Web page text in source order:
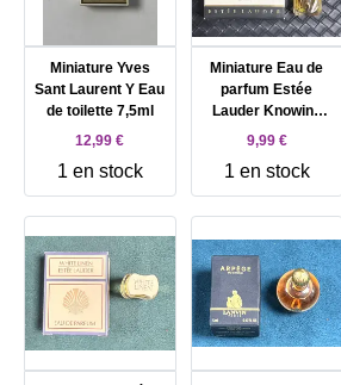
Miniature Yves
Sant Laurent Y Eau
de toilette 7,5ml
12,99 €
1 en stock
Miniature Eau de
parfum Estée
Lauder Knowing
5ml
9,99 €
1 en stock